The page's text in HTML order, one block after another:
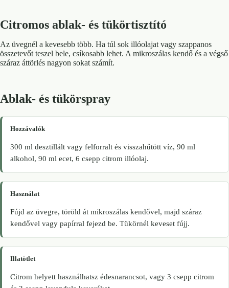
Citromos ablak- és tükörtisztító
Az üvegnél a kevesebb több. Ha túl sok illóolajat vagy szappanos
összetevőt teszel bele, csíkosabb lehet. A mikroszálas kendő és a végső
száraz áttörlés nagyon sokat számít.
Ablak- és tükörspray
Hozzávalók
300 ml desztillált vagy felforralt és visszahűtött víz, 90 ml
alkohol, 90 ml ecet, 6 csepp citrom illóolaj.
Használat
Fújd az üvegre, töröld át mikroszálas kendővel, majd száraz
kendővel vagy papírral fejezd be. Tükörnél keveset fújj.
Illatötlet
Citrom helyett használhatsz édesnarancsot, vagy 3 csepp citrom